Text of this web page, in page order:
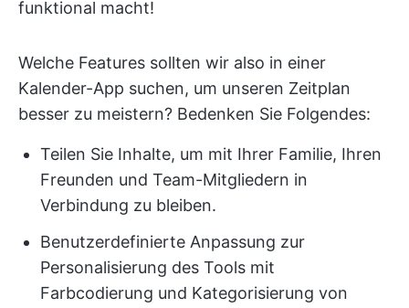
funktional macht!
Welche Features sollten wir also in einer
Kalender-App suchen, um unseren Zeitplan
besser zu meistern? Bedenken Sie Folgendes:
Teilen Sie Inhalte, um mit Ihrer Familie, Ihren
Freunden und Team-Mitgliedern in
Verbindung zu bleiben.
Benutzerdefinierte Anpassung zur
Personalisierung des Tools mit
Farbcodierung und Kategorisierung von